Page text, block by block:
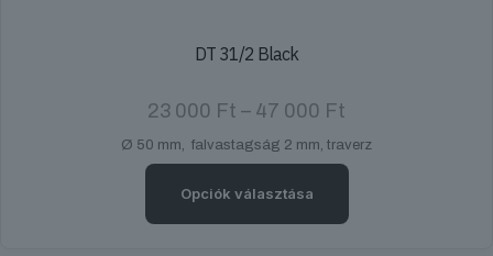
DT 31/2 Black
23 000 Ft – 47 000 Ft
000 Ft
-
000 Ft
Ø 50 mm, falvastagság 2 mm, traverz
Opciók választása